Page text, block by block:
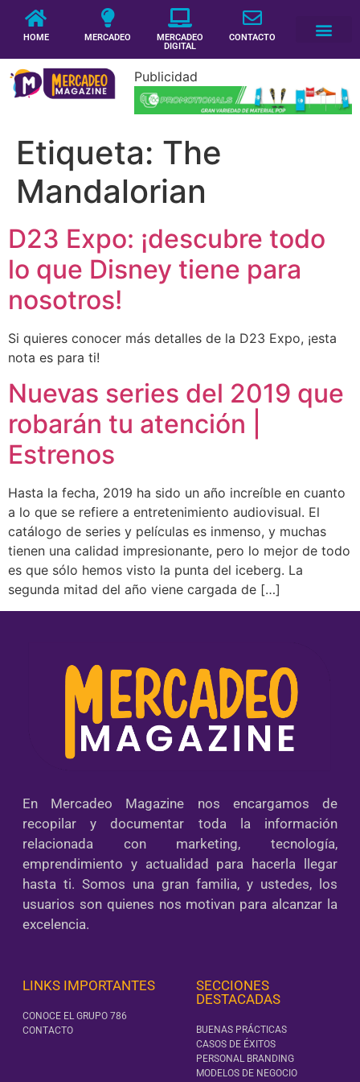
HOME MERCADEO
MERCADEO
DIGITAL
CONTACTO
Publicidad
Etiqueta: The
Mandalorian
D23 Expo: ¡descubre todo
lo que Disney tiene para
nosotros!
Si quieres conocer más detalles de la D23 Expo, ¡esta
nota es para ti!
Nuevas series del 2019 que
robarán tu atención |
Estrenos
Hasta la fecha, 2019 ha sido un año increíble en cuanto
a lo que se refiere a entretenimiento audiovisual. El
catálogo de series y películas es inmenso, y muchas
tienen una calidad impresionante, pero lo mejor de todo
es que sólo hemos visto la punta del iceberg. La
segunda mitad del año viene cargada de […]
En Mercadeo Magazine nos encargamos de
recopilar y documentar toda la información
relacionada con marketing, tecnología,
emprendimiento y actualidad para hacerla llegar
hasta ti. Somos una gran familia, y ustedes, los
usuarios son quienes nos motivan para alcanzar la
excelencia.
LINKS IMPORTANTES
CONOCE EL GRUPO 786
CONTACTO
SECCIONES
DESTACADAS
BUENAS PRÁCTICAS
CASOS DE ÉXITOS
PERSONAL BRANDING
MODELOS DE NEGOCIO